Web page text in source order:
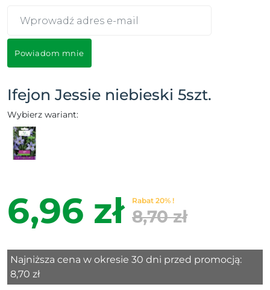
Powiadom mnie
Ifejon Jessie niebieski 5szt.
Wybierz wariant:
6,96 zł Rabat 20% !
8,70 zł
Najniższa cena w okresie 30 dni przed promocją:
8,70 zł